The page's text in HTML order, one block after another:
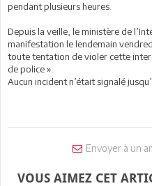
pendant plusieurs heures.
Depuis la veille, le ministère de
manifestation le lendemain
toute tentation de violer cette
de police ».
Aucun incident n’était signalé
Envoyer à un
VOUS AIMEZ CET